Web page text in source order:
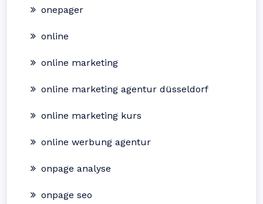
onepager
online
online marketing
online marketing agentur düsseldorf
online marketing kurs
online werbung agentur
onpage analyse
onpage seo